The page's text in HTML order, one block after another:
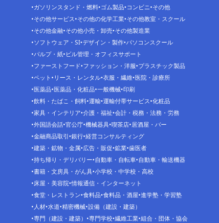
ガソリンスタンド・燃料 ゴム製品 コンビニ その他
その他サービス その他の化学工業 その他教室・スクール
その他金融 その他小売・卸売 その他製造業
ソフトウェア・SI デザイン・製作 パソコンスクール
パルプ・紙 ビル管理・オフィスサポート
ファーストフード ファッション・洋服 プラスチック製品
ペット リース・レンタル 衣服・繊維 医院・診療所
医薬品 医薬品・化粧品 一般機械 印刷
飲料・たばこ・飼料 運輸 運輸付帯サービス 化粧品
家具・インテリア 介護・福祉 会計・税務・法務・労務
外国語会話 官公庁 機械器具 喫茶店 居酒屋・バー
金融商品取引 銀行 経営コンサルティング
建築・鉱物・金属 広告・販促 鉱業 歯医者
持ち帰り・デリバリー 自動車・自転車 自動車・輸送機器
書籍・文房具・がん具 小学校・中学校・高校
床屋・美容院 情報通信・インターネット
食堂・レストラン 食料品 食料品・酒屋 進学塾・学習塾
人材 水道 精密機械 設備（建設・建築）
専門（建設・建築）
専門学校 繊維工業 組合・団体・協会